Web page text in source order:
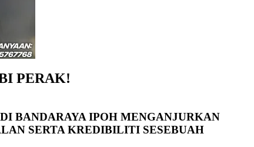
PERAK!
BANDARAYA IPOH MENGANJURKAN
SERTA KREDIBILITI SESEBUAH